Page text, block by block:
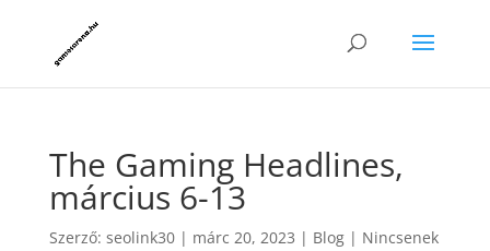
The Gaming Headlines,
március 6-13
Szerző: seolink30| márc 20, 2023 | Blog| Nincsenek